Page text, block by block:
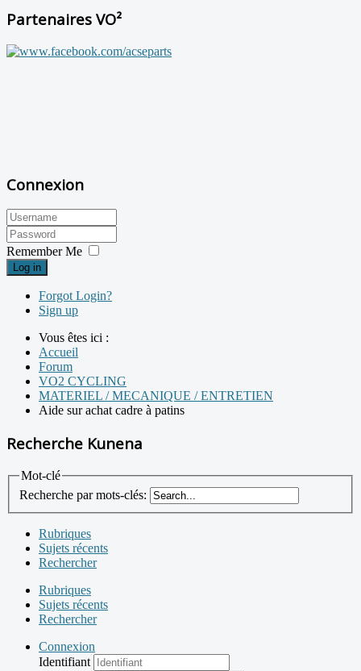
Partenaires VO²
Connexion
Remember Me
Log in
Forgot Login?
Sign up
Vous êtes ici :
Accueil
Forum
VO2 CYCLING
MATERIEL / MECANIQUE / ENTRETIEN
Aide sur achat cadre à patins
Recherche Kunena
Mot-clé
Recherche par mots-clés:
Rubriques
Sujets récents
Rechercher
Rubriques
Sujets récents
Rechercher
Connexion
Identifiant